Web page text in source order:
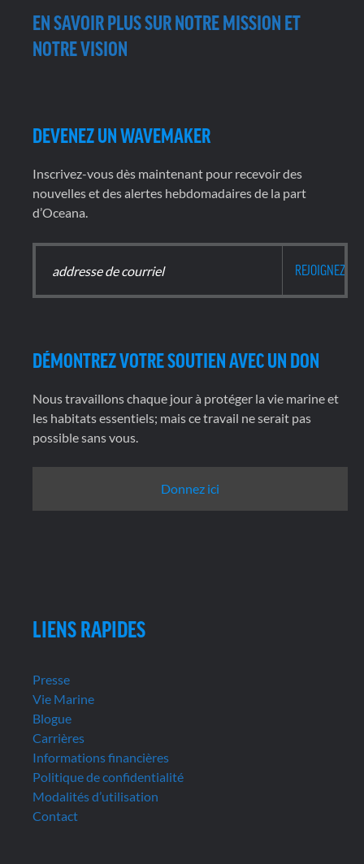
EN SAVOIR PLUS SUR NOTRE MISSION ET
NOTRE VISION
DEVENEZ UN WAVEMAKER
Inscrivez-vous dès maintenant pour recevoir des
nouvelles et des alertes hebdomadaires de la part
d’Oceana.
DÉMONTREZ VOTRE SOUTIEN AVEC UN DON
Nous travaillons chaque jour à protéger la vie marine et
les habitats essentiels; mais ce travail ne serait pas
possible sans vous.
Donnez ici
LIENS RAPIDES
Presse
Vie Marine
Blogue
Carrières
Informations financières
Politique de confidentialité
Modalités d’utilisation
Contact